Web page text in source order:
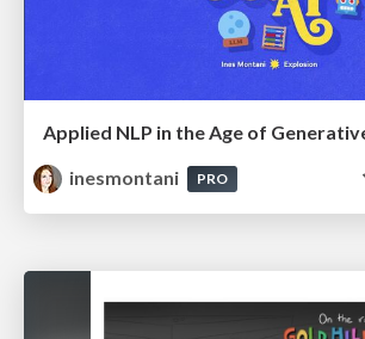
Applied NLP in the Age of
inesmontani
PRO